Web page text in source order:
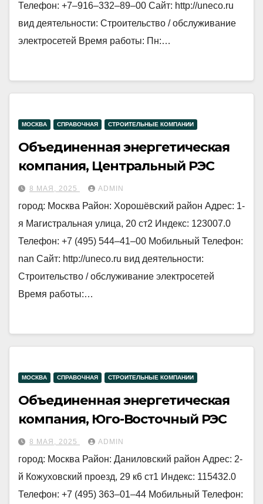
Телефон: +7‒916‒332‒89‒00 Сайт: http://uneco.ru
вид деятельности: Строительство / обслуживание
электросетей Время работы: Пн:…
МОСКВА СПРАВОЧНАЯ СТРОИТЕЛЬНЫЕ КОМПАНИИ
Объединенная энергетическая
компания, Центральный РЭС
8 МАЯ, 2025 ADMIN
город: Москва Район: Хорошёвский район Адрес: 1-
я Магистральная улица, 20 ст2 Индекс: 123007.0
Телефон: +7 (495) 544‒41‒00 Мобильный Телефон:
nan Сайт: http://uneco.ru вид деятельности:
Строительство / обслуживание электросетей
Время работы:…
МОСКВА СПРАВОЧНАЯ СТРОИТЕЛЬНЫЕ КОМПАНИИ
Объединенная энергетическая
компания, Юго-Восточный РЭС
8 МАЯ, 2025 ADMIN
город: Москва Район: Даниловский район Адрес: 2-
й Кожуховский проезд, 29 к6 ст1 Индекс: 115432.0
Телефон: +7 (495) 363‒01‒44 Мобильный Телефон: